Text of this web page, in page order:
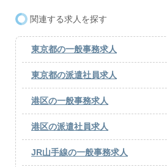
関連する求人を探す
東京都の一般事務求人
東京都の派遣社員求人
港区の一般事務求人
港区の派遣社員求人
JR山手線の一般事務求人